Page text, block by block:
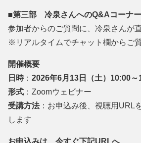
■第三部 冷泉さんへのQ&Aコーナー
参加者からのご質問に、冷泉さんが
※リアルタイムでチャット欄からご
開催概要
日時： 2026年6月13日（土）10:00～
形式 ：Zoomウェビナー
受講方法：お申込み後、視聴用URL
します
お申込みは、今すぐ下記URLへ